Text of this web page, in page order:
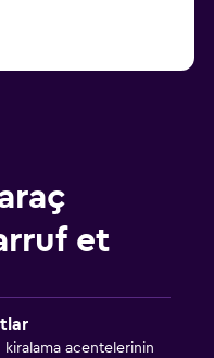
et
acentelerinin